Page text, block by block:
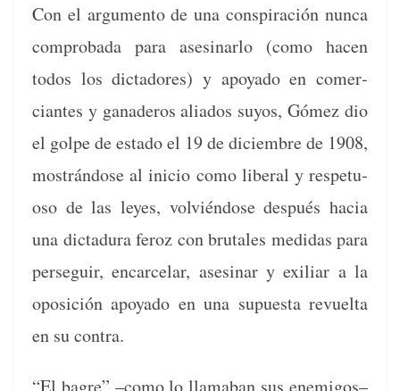
Con el argu­men­to de una con­spir­ación nun­ca
com­pro­ba­da para asesinarlo (como hacen
todos los dic­ta­dores) y apoy­a­do en com­er­
ciantes y ganaderos ali­a­dos suyos, Gómez dio
el golpe de esta­do el 19 de diciem­bre de 1908,
mostrán­dose al ini­cio como lib­er­al y respetu­
oso de las leyes, volvién­dose después hacia
una dic­tadu­ra fer­oz con bru­tales medi­das para
perseguir, encar­ce­lar, asesinar y exil­iar a la
oposi­ción apoy­a­do en una supues­ta revuelta
en su contra.
“El bagre” –como lo llam­a­ban sus ene­mi­gos–